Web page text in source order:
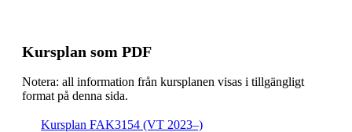
Kursplan som PDF
Notera: all information från kursplanen visas i tillgängligt
format på denna sida.
Kursplan FAK3154 (VT 2023–)